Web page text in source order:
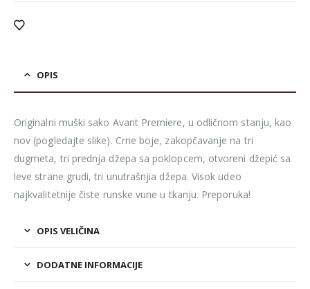
OPIS
Originalni muški sako Avant Premiere, u odličnom stanju, kao
nov (pogledajte slike). Crne boje, zakopčavanje na tri
dugmeta, tri prednja džepa sa poklopcem, otvoreni džepić sa
leve strane grudi, tri unutrašnjia džepa. Visok udeo
najkvalitetnije čiste runske vune u tkanju. Preporuka!
OPIS VELIČINA
DODATNE INFORMACIJE